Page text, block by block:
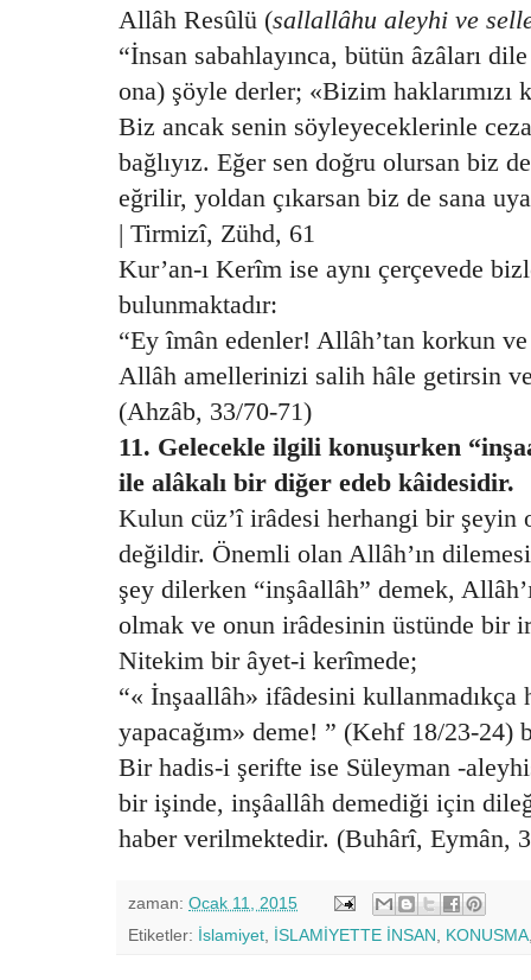
Allâh Resûlü (sallallâhu aleyhi ve
“İnsan sabahlayınca, bütün âzâları
ona) şöyle derler; «Bizim haklarımızı
Biz ancak senin söyleyeceklerinle
bağlıyız. Eğer sen doğru olursan biz
eğrilir, yoldan çıkarsan biz de sana
| Tirmizî, Zühd, 61
Kur’an-ı Kerîm ise aynı çerçevede
bulunmaktadır:
“Ey îmân edenler! Allâh’tan korkun
Allâh amellerinizi salih hâle getirsin ve
(Ahzâb, 33/70-71)
11. Gelecekle ilgili konuşurken
ile alâkalı bir diğer edeb kâidesidir.
Kulun cüz’î irâdesi herhangi bir şeyin
değildir. Önemli olan Allâh’ın
şey dilerken “inşâallâh” demek,
olmak ve onun irâdesinin üstünde bir
Nitekim bir âyet-i kerîmede;
“« İnşaallâh» ifâdesini
yapacağım» deme! ” (Kehf 18/23-24)
Bir hadis-i şerifte ise Süleyman -
bir işinde, inşâallâh demediği için
haber verilmektedir. (Buhârî, Eymân,
zaman: Ocak 11, 2015
Etiketler: İslamiyet İSLAMİYETTE İNSAN KONUSMA